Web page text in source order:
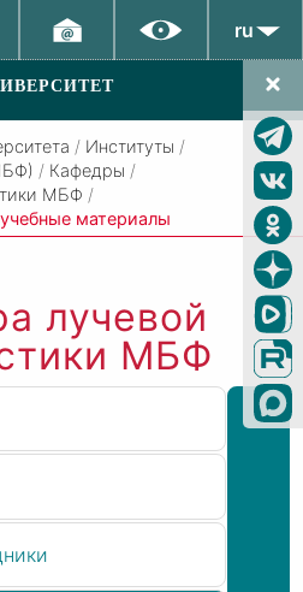
ru
/ Институты /
/ Кафедры /
МБФ /
материалы
лучевой
МБФ